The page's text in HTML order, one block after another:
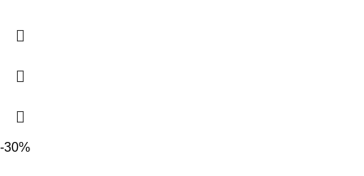
-30%